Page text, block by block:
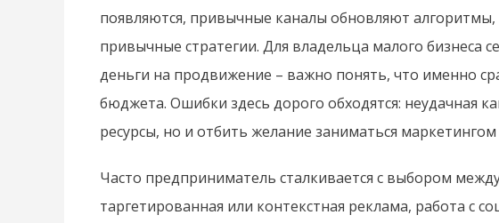
появляются, привычные каналы обновляют алгоритмы,
привычные стратегии. Для владельца малого бизнеса
деньги на продвижение – важно понять, что именно
бюджета. Ошибки здесь дорого обходятся: неудачная
ресурсы, но и отбить желание заниматься
Часто предприниматель сталкивается с выбором
таргетированная или контекстная реклама, работа с